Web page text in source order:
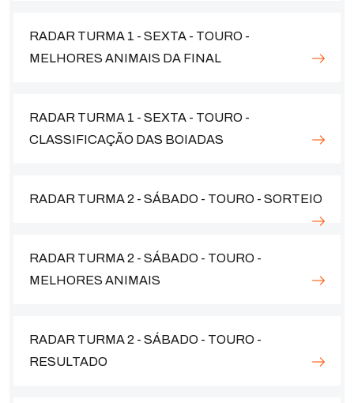
RADAR TURMA 1 - SEXTA - TOURO -
MELHORES ANIMAIS DA FINAL
RADAR TURMA 1 - SEXTA - TOURO -
CLASSIFICAÇÃO DAS BOIADAS
RADAR TURMA 2 - SÁBADO - TOURO - SORTEIO
RADAR TURMA 2 - SÁBADO - TOURO -
MELHORES ANIMAIS
RADAR TURMA 2 - SÁBADO - TOURO -
RESULTADO